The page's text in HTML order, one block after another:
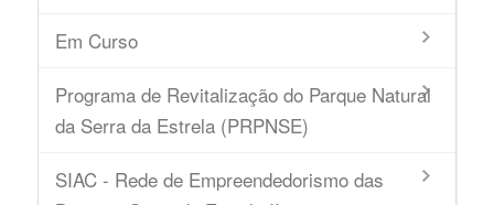
Em Curso
Programa de Revitalização do Parque Natural
da Serra da Estrela (PRPNSE)
SIAC - Rede de Empreendedorismo das